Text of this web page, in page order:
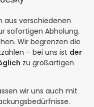
verschiedenen
sofortigen Abholung.
Wir begrenzen die
– bei uns ist der
zu großartigen
wir uns auch mit